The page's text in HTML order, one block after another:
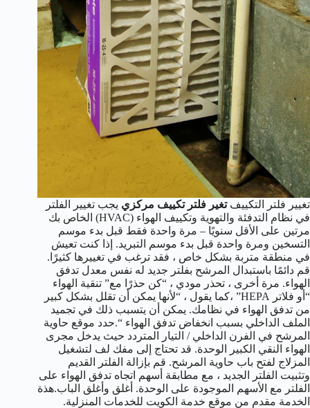
تغيير فلتر التكييفتغير فلتر تكييف مركزي يجب تغيير الفلتر
في نظام التدفئة والتهوية وتكييف الهواء (HVAC) الخاص بك
مرتين على الأقل سنويًا – مرة واحدة فقط قبل بدء موسم
التسخين ومرة واحدة قبل بدء موسم التبريد. إذا كنت تعيش
في منطقة متربة بشكل خاص ، فقد ترغب في تغييرها كثيرًا.
قم دائمًا باستبدال المرشح بفلتر جديد له نفس معدل تدفق
الهواء. مرة أخرى ، تحذر مودي ، “كن حذرًا مع” تنقية الهواء
“أو فلاتر HEPA” ،كما يقول ، “لأنها يمكن أن تقلل بشكل كبير
من تدفق الهواء في نظامك. يمكن أن يتسبب ذلك في تجميد
الملف الداخلي بسبب انخفاض تدفق الهواء “.حدد موقع حاوية
المرشح في الفرن الداخلي / التيار المتردد حيث يدخل مجرى
الهواء النقي الكبير الوحدة. قد تحتاج إلى مفك لف لتشغيل
المزلاج لفتح باب حاوية المرشح. قم بإزالة الفلتر القديم
وتثبيت الفلتر الجديد ، مع مطابقة أسهم اتجاه تدفق الهواء على
الفلتر مع الأسهم الموجودة على الوحدة. أغلق وأغلق الباب.هذة
الخدمة مقدم من موقع خدمة الكويت للخدمات المنزلية.